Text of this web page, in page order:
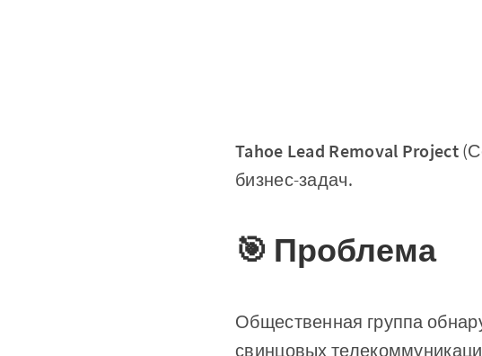
Tahoe Lead Removal Project
бизнес-задач.
🎯 Проблема
Общественная группа
свинцовых